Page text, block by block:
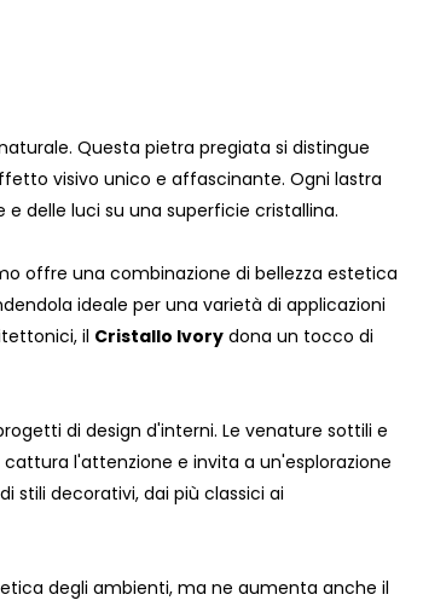
Questa pietra pregiata si distingue
visivo unico e affascinante. Ogni lastra
delle luci su una superficie cristallina.
offre una combinazione di bellezza estetica
ideale per una varietà di applicazioni
il Cristallo Ivory dona un tocco di
di design d'interni. Le venature sottili e
l'attenzione e invita a un'esplorazione
stili decorativi, dai più classici ai
degli ambienti, ma ne aumenta anche il